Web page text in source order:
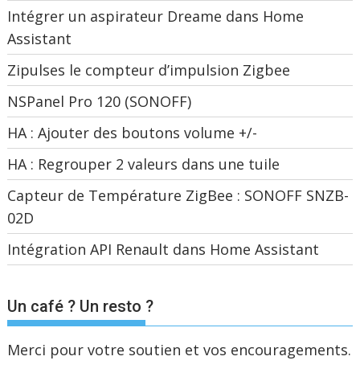
Intégrer un aspirateur Dreame dans Home
Assistant
Zipulses le compteur d’impulsion Zigbee
NSPanel Pro 120 (SONOFF)
HA : Ajouter des boutons volume +/-
HA : Regrouper 2 valeurs dans une tuile
Capteur de Température ZigBee : SONOFF SNZB-
02D
Intégration API Renault dans Home Assistant
Un café ? Un resto ?
Merci pour votre soutien et vos encouragements.